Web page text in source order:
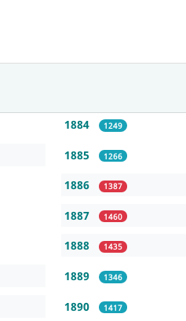
1884 1249
1885 1266
1886 1387
1887 1460
1888 1435
1889 1346
1890 1417